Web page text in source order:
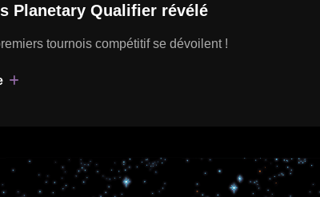
Planetary Qualifier révélé
tournois compétitif se dévoilent !